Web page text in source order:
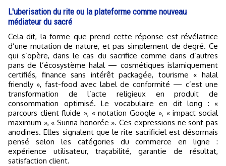
L'uberisation du rite ou la plateforme comme nouveau
médiateur du sacré
Cela dit, la forme que prend cette réponse est révélatrice
d’une mutation de nature, et pas simplement de degré. Ce
qui s’opère, dans le cas du sacrifice comme dans d’autres
pans de l’écosystème halal — cosmétiques islamiquement
certifiés, finance sans intérêt packagée, tourisme « halal
friendly », fast-food avec label de conformité — c’est une
transformation de l’acte religieux en produit de
consommation optimisé. Le vocabulaire en dit long : «
parcours client fluide », « notation Google », « impact social
maximum », « Sunna honorée ». Ces expressions ne sont pas
anodines. Elles signalent que le rite sacrificiel est désormais
pensé selon les catégories du commerce en ligne :
expérience utilisateur, traçabilité, garantie de résultat,
satisfaction client.